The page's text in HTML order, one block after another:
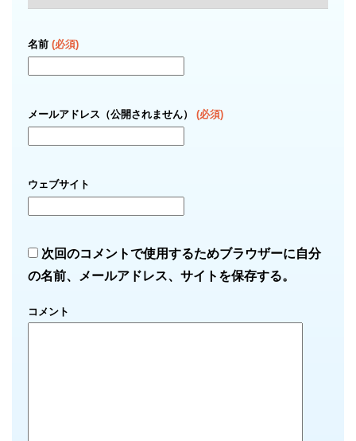
名前 (必須)
メールアドレス（公開されません） (必須)
ウェブサイト
次回のコメントで使用するためブラウザーに自分
の名前、メールアドレス、サイトを保存する。
コメント